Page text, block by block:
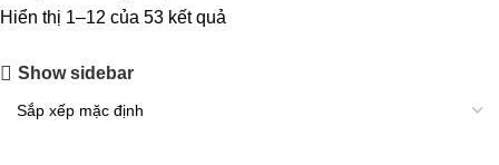
Hiển thị 1–12 của 53 kết quả
Show sidebar